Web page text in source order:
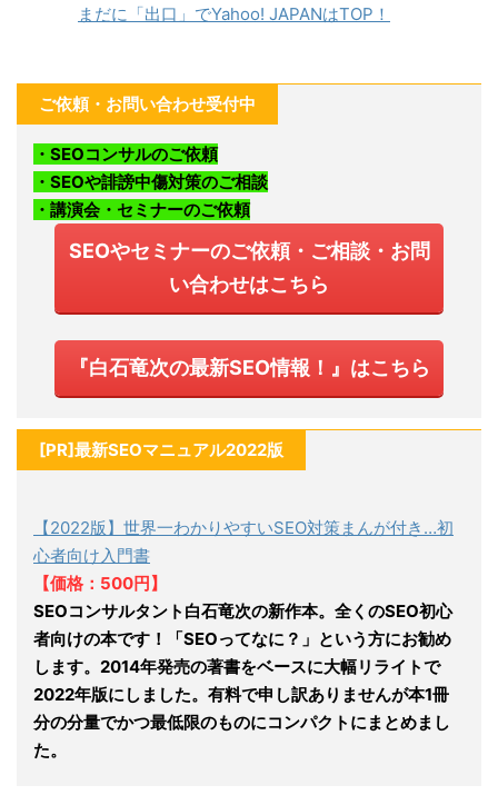
まだに「出口」でYahoo! JAPANはTOP！
ご依頼・お問い合わせ受付中
・SEOコンサルのご依頼
・SEOや誹謗中傷対策のご相談
・講演会・セミナーのご依頼
SEOやセミナーのご依頼・ご相談・お問
い合わせはこちら
『白石竜次の最新SEO情報！』はこちら
[PR]最新SEOマニュアル2022版
【2022版】世界一わかりやすいSEO対策まんが付き…初
心者向け入門書
【価格：500円】
SEOコンサルタント白石竜次の新作本。全くのSEO初心
者向けの本です！「SEOってなに？」という方にお勧め
します。2014年発売の著書をベースに大幅リライトで
2022年版にしました。有料で申し訳ありませんが本1冊
分の分量でかつ最低限のものにコンパクトにまとめまし
た。